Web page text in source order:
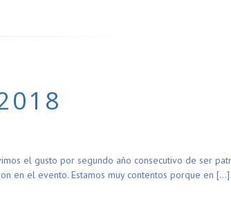
el gusto por segundo año consecutivo de ser
en el evento. Estamos muy contentos porque en […]